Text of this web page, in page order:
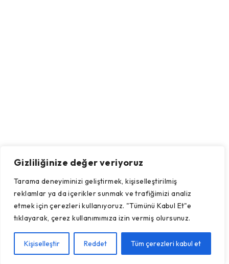
Gizliliğinize değer veriyoruz
Tarama deneyiminizi geliştirmek, kişiselleştirilmiş
reklamlar ya da içerikler sunmak ve trafiğimizi analiz
etmek için çerezleri kullanıyoruz. "Tümünü Kabul Et"e
tıklayarak, çerez kullanımımıza izin vermiş olursunuz.
Kişiselleştir Reddet Tüm çerezleri kabul et